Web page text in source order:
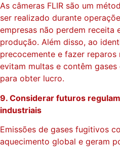
As câmeras FLIR são um
ser realizado durante
empresas não perdem receita
produção. Além disso, ao
precocemente e fazer reparos
evitam multas e contêm
para obter lucro.
9. Considerar futuros
industriais
Emissões de gases fugitivos
aquecimento global e geram